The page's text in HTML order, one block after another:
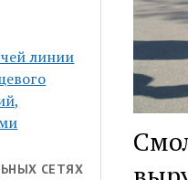
линии
СЕТЯХ